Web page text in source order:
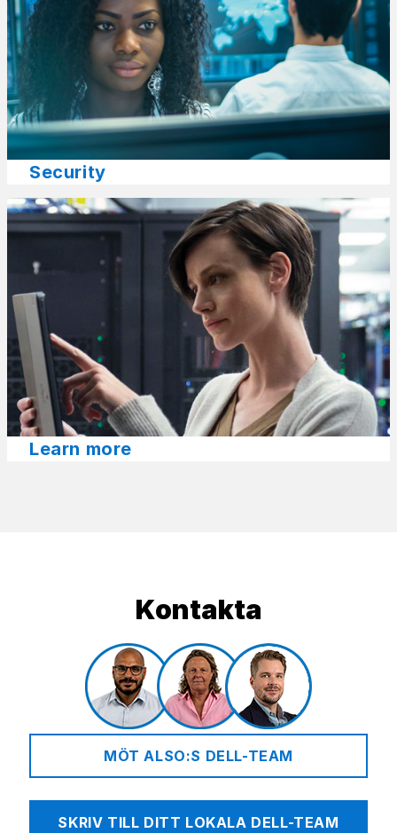
Security​
Learn more​
Kontakta
MÖT ALSO:S DELL-TEAM
SKRIV TILL DITT LOKALA DELL-TEAM